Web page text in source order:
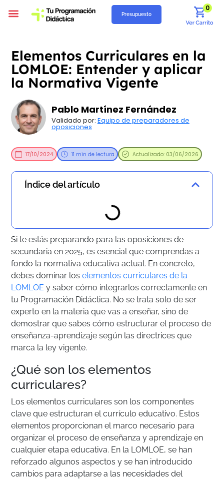
Presupuesto
0
Elementos Curriculares en la
LOMLOE: Entender y aplicar
la Normativa Vigente
Pablo Martínez Fernández
Validado por: Equipo de preparadores de
oposiciones
17/10/2024 11 min de lectura Actualizado: 03/06/2026
Índice del artículo
Si te estás preparando para las oposiciones de
secundaria en 2025, es esencial que comprendas a
fondo la normativa educativa actual. En concreto,
debes dominar los elementos curriculares de la
LOMLOE y saber cómo integrarlos correctamente en
tu Programación Didáctica. No se trata solo de ser
experto en la materia que vas a enseñar, sino de
demostrar que sabes cómo estructurar el proceso de
enseñanza-aprendizaje según las directrices que
marca la ley vigente.
¿Qué son los elementos
curriculares?
Los elementos curriculares son los componentes
clave que estructuran el currículo educativo. Estos
elementos proporcionan el marco necesario para
organizar el proceso de enseñanza y aprendizaje en
cualquier etapa educativa. En la LOMLOE, se han
reforzado algunos aspectos y se han introducido
cambios para adaptarse a las necesidades del